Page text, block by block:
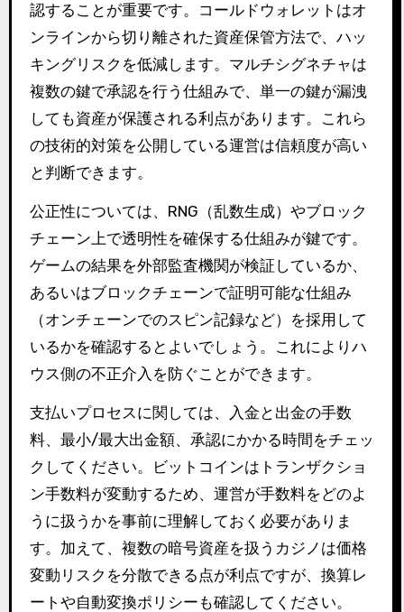
認することが重要です。コールドウォレットはオ
ンラインから切り離された資産保管方法で、ハッ
キングリスクを低減します。マルチシグネチャは
複数の鍵で承認を行う仕組みで、単一の鍵が漏洩
しても資産が保護される利点があります。これら
の技術的対策を公開している運営は信頼度が高い
と判断できます。
公正性については、RNG（乱数生成）やブロック
チェーン上で透明性を確保する仕組みが鍵です。
ゲームの結果を外部監査機関が検証しているか、
あるいはブロックチェーンで証明可能な仕組み
（オンチェーンでのスピン記録など）を採用して
いるかを確認するとよいでしょう。これによりハ
ウス側の不正介入を防ぐことができます。
支払いプロセスに関しては、入金と出金の手数
料、最小/最大出金額、承認にかかる時間をチェッ
クしてください。ビットコインはトランザクショ
ン手数料が変動するため、運営が手数料をどのよ
うに扱うかを事前に理解しておく必要がありま
す。加えて、複数の暗号資産を扱うカジノは価格
変動リスクを分散できる点が利点ですが、換算レ
ートや自動変換ポリシーも確認してください。